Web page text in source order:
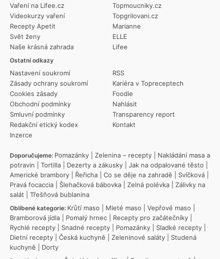
Vaření na Lifee.cz
Videokurzy vaření
Recepty Apetit
Svět ženy
Naše krásná zahrada
Ostatní odkazy
Nastavení soukromí
Zásady ochrany soukromí
Cookies zásady
Obchodní podmínky
Smluvní podmínky
Redakční etický kodex
Inzerce
RSS
Kariéra v Topreceptech
Foodie
Nahlásit
Transparency report
Kontakt
Topmoucniky.cz
Topgrilovani.cz
Marianne
ELLE
Lifee
Doporučujeme: Pomazánky Zelenina – recepty
Nakládání masa a
potravin
Tortilla Dezerty a zákusky Jak na odpalované těsto
Americké brambory
Řeřicha Co se děje na zahradě Svíčková
Pravá focaccia
Šlehačková bábovka Zelná polévka
Zálivky na
salát
Třešňová bublanina
Oblíbené kategorie: Krůtí maso Mleté maso Vepřové maso
Bramborová jídla
Pomalý hrnec Recepty pro začátečníky
Rychlé recepty
Snadné recepty Pomazánky Sladké recepty
Dietní recepty
Česká kuchyně Zeleninové saláty
Studená
kuchyně
Dorty